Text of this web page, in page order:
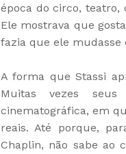
época do circo,
Ele mostrava que
fazia que ele mudasse
A forma que Stassi
Muitas vezes
cinematográfica, em
reais. Até porque,
Chaplin, não sabe ao